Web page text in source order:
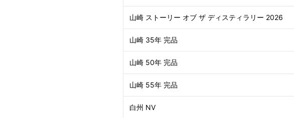
山崎 ストーリー オブ ザ ディスティラリー 2026
山崎 35年 完品
山崎 50年 完品
山崎 55年 完品
白州 NV